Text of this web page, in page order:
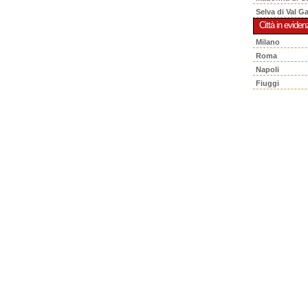
Selva di Val
Città in
Milano
Roma
Napoli
Fiuggi